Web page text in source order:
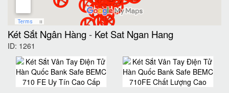
Két Sắt Ngân Hàng- Ket Sat Ngan Hang
ID: 1261